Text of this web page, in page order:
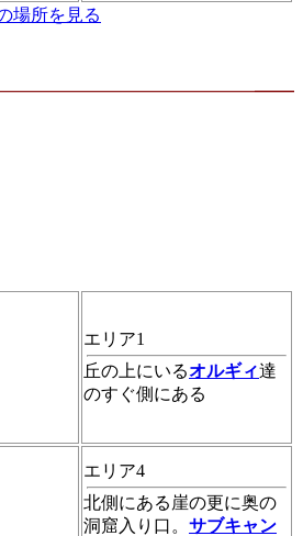
場所を見る
エリア1
丘の上にいるオルギィ達
のすぐ側にある
エリア4
北側にある崖の更に奥の
洞窟入り口。 サブキャン